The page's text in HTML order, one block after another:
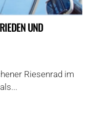
UND
Riesenrad im